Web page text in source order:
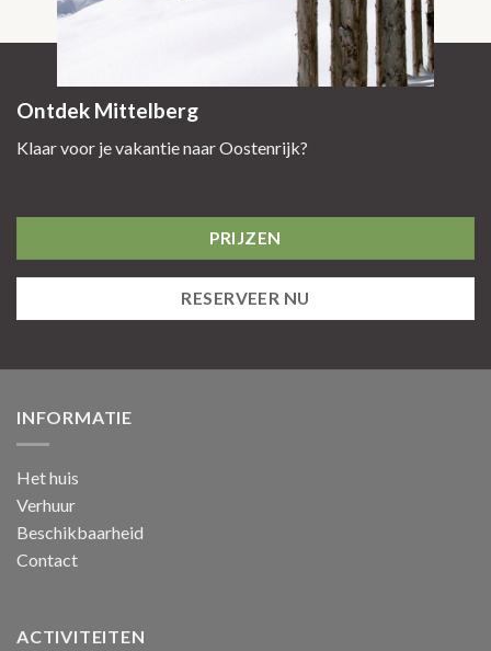
Ontdek Mittelberg
Klaar voor je vakantie naar Oostenrijk?
PRIJZEN
RESERVEER NU
INFORMATIE
Het huis
Verhuur
Beschikbaarheid
Contact
ACTIVITEITEN